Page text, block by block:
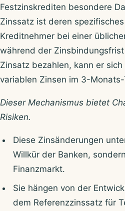
Festzinskrediten besondere
Zinssatz ist deren
Kreditnehmer bei einer
während der
Zinsatz bezahlen, kann er
variablen Zinsen im 3-
Dieser Mechanismus bietet
Risiken.
Diese Zinsänderungen
Willkür der Banken,
Finanzmarkt.
Sie hängen von der
dem Referenzzinssatz für